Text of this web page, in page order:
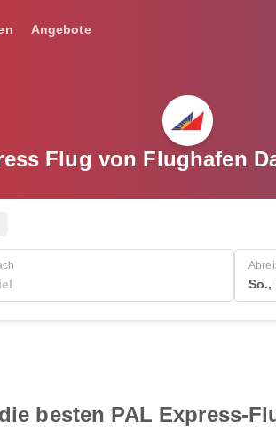
Angebote
Flug von Flughafen
So.,
besten PAL Express-